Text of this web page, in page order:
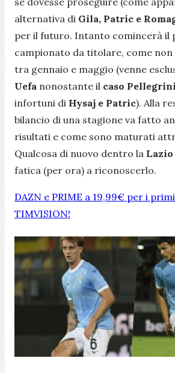
alternativa di Gila, Patric e
per il futuro. Intanto comincerà il
campionato da titolare, come non
tra gennaio e maggio (venne
Uefa nonostante il caso Pellegrini
infortuni di Hysaj e Patric). Alla
bilancio di una stagione va fatto
risultati e come sono maturati
Qualcosa di nuovo dentro la Lazio
fatica (per ora) a riconoscerlo.
DAZN e PRIME a 19,99€ per i
TIMVISION!